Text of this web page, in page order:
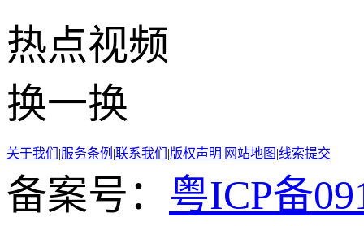
热点视频
换一换
关于我们 |服务条例 |联系我们 |版权声明| 网站地图 |线索提交
备案号： 粤ICP备